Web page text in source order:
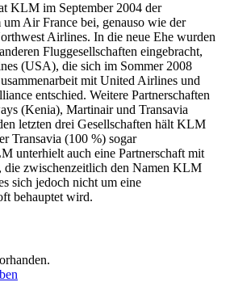
KLM im September 2004 der
Air France bei, genauso wie der
Airlines. In die neue Ehe wurden
Fluggesellschaften eingebracht,
(USA), die sich im Sommer 2008
mit United Airlines und
entschied. Weitere Partnerschaften
(Kenia), Martinair und Transavia
letzten drei Gesellschaften hält KLM
Transavia (100 %) sogar
unterhielt auch eine Partnerschaft mit
die zwischenzeitlich den Namen KLM
sich jedoch nicht um eine
behauptet wird.